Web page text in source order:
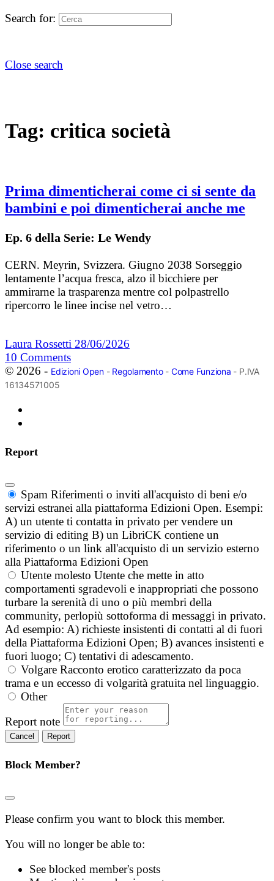
Search for:
Close search
Tag: critica società
Prima dimenticherai come ci si sente da
bambini e poi dimenticherai anche me
Ep. 6 della Serie: Le Wendy
CERN. Meyrin, Svizzera. Giugno 2038 Sorseggio
lentamente l’acqua fresca, alzo il bicchiere per
ammirarne la trasparenza mentre col polpastrello
ripercorro le linee incise nel vetro…
Laura Rossetti 28/06/2026
10 Comments
© 2026 - Edizioni Open- Regolamento- Come Funziona - P.IVA
16134571005
Report
Spam Riferimenti o inviti all'acquisto di beni e/o
servizi estranei alla piattaforma Edizioni Open. Esempi:
A) un utente ti contatta in privato per vendere un
servizio di editing B) un LibriCK contiene un
riferimento o un link all'acquisto di un servizio esterno
alla Piattaforma Edizioni Open
Utente molesto Utente che mette in atto
comportamenti sgradevoli e inappropriati che possono
turbare la serenità di uno o più membri della
community, perlopiù sottoforma di messaggi in privato.
Ad esempio: A) richieste insistenti di contatti al di fuori
della Piattaforma Edizioni Open; B) avances insistenti e
fuori luogo; C) tentativi di adescamento.
Volgare Racconto erotico caratterizzato da poca
trama e un eccesso di volgarità gratuita nel linguaggio.
Other
Report note
Report
Block Member?
Please confirm you want to block this member.
You will no longer be able to:
See blocked member's posts